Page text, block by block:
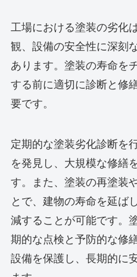
工場における塗装の劣化
観、設備の安全性に深刻
あります。塗装の寿命を
する前に適切に診断と修
要です。
定期的な塗装劣化診断を
を発見し、大規模な修繕
す。また、塗装の再塗装
とで、建物の寿命を延ば
減することが可能です。
期的な点検と予防的な修
設備を保護し、長期的に